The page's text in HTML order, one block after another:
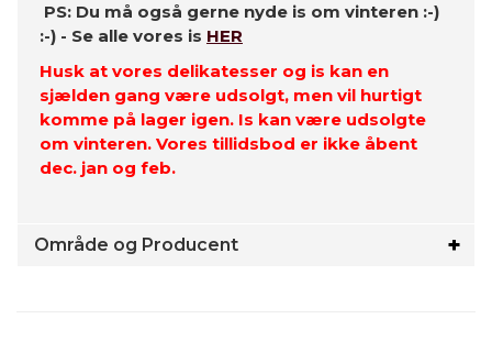
PS: Du må også gerne nyde is om vinteren :-)
:-) - Se alle vores is HER
Husk at vores delikatesser og is kan en
sjælden gang være udsolgt, men vil hurtigt
komme på lager igen. Is kan være udsolgte
om vinteren. Vores tillidsbod er ikke åbent
dec. jan og feb.
Område og Producent